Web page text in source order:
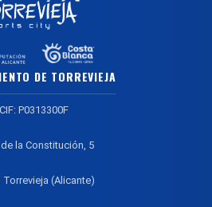
DE TORREVIEJA
CIF: P0313300F
la Constitución, 5
Torrevieja (Alicante)